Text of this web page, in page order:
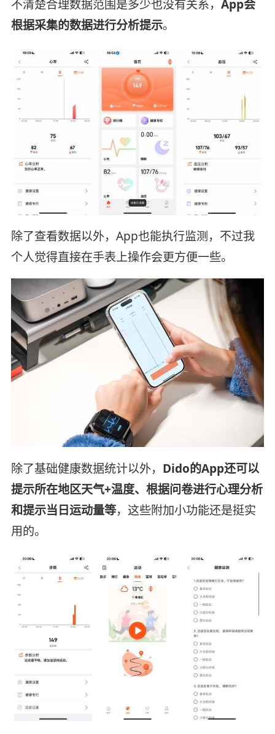
不清楚合理数据范围是多少也没有关系， App会
根据采集的数据进行分析提示。
除了查看数据以外，App也能执行监测，不过我
个人觉得直接在手表上操作会更方便一些。
除了基础健康数据统计以外， Dido的App还可以
提示所在地区天气+温度、根据问卷进行心理分析
和提示当日运动量等，这些附加小功能还是挺实
用的。